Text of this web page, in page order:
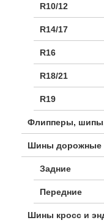
R10/12
R14/17
R16
R18/21
R19
Флипперы,
Шины дорожные
Задние
Передние
Шины кросс и